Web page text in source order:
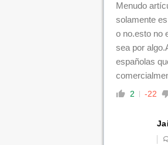
Menudo
solamente
o no.esto no
sea por
españolas
2 -22